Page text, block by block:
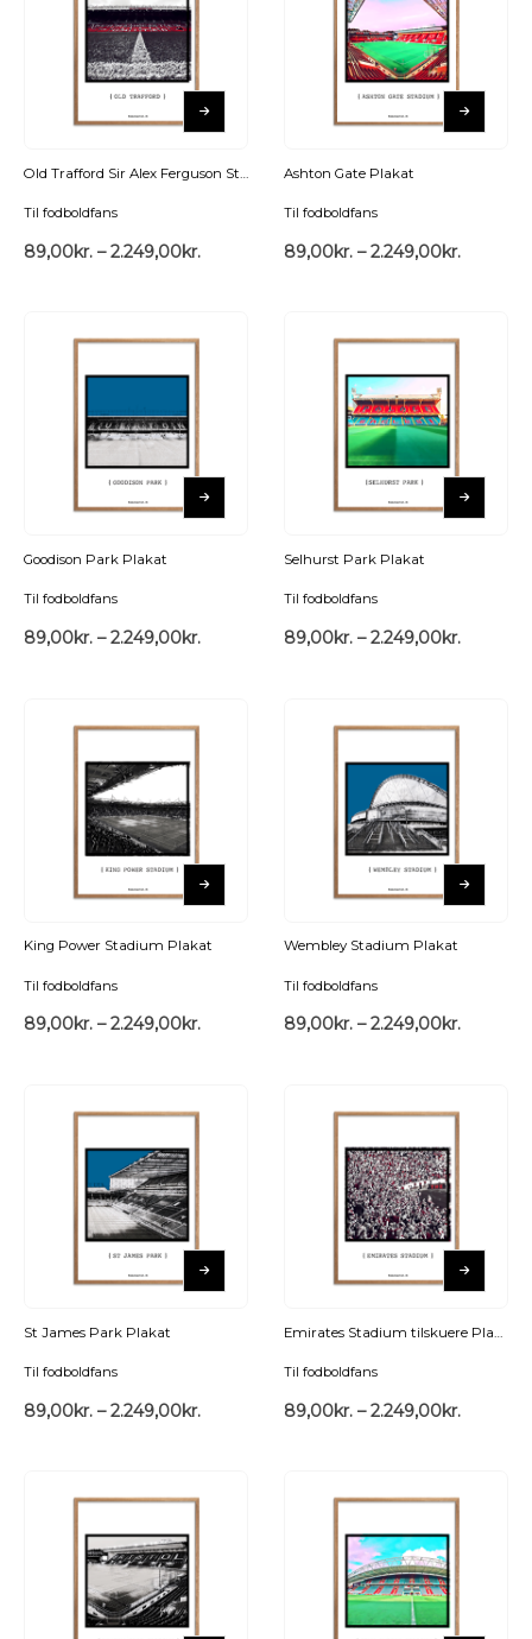
Til fodboldfans
89,00kr. – 2.249,00kr.
Ashton Gate Plakat
Til fodboldfans
89,00kr. – 2.249,00kr.
Goodison Park Plakat
Til fodboldfans
89,00kr. – 2.249,00kr.
Selhurst Park Plakat
Til fodboldfans
89,00kr. – 2.249,00kr.
King Power Stadium Plakat
Til fodboldfans
89,00kr. – 2.249,00kr.
Wembley Stadium Plakat
Til fodboldfans
89,00kr. – 2.249,00kr.
St James Park Plakat
Til fodboldfans
89,00kr. – 2.249,00kr.
Til fodboldfans
89,00kr. – 2.249,00kr.